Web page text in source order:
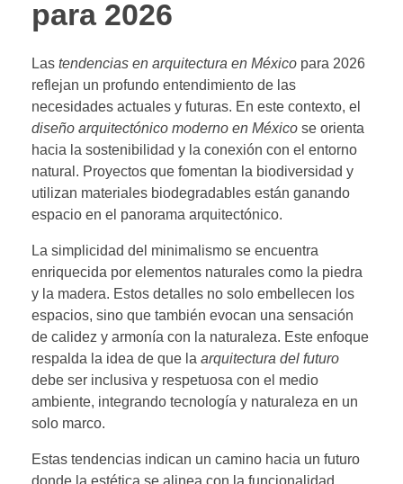
para 2026
Las tendencias en arquitectura en México para 2026
reflejan un profundo entendimiento de las
necesidades actuales y futuras. En este contexto, el
diseño arquitectónico moderno en México se orienta
hacia la sostenibilidad y la conexión con el entorno
natural. Proyectos que fomentan la biodiversidad y
utilizan materiales biodegradables están ganando
espacio en el panorama arquitectónico.
La simplicidad del minimalismo se encuentra
enriquecida por elementos naturales como la piedra
y la madera. Estos detalles no solo embellecen los
espacios, sino que también evocan una sensación
de calidez y armonía con la naturaleza. Este enfoque
respalda la idea de que la arquitectura del futuro
debe ser inclusiva y respetuosa con el medio
ambiente, integrando tecnología y naturaleza en un
solo marco.
Estas tendencias indican un camino hacia un futuro
donde la estética se alinea con la funcionalidad,